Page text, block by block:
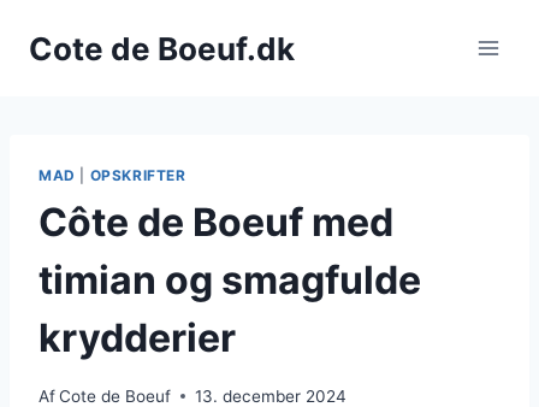
Cote de Boeuf.dk
MAD OPSKRIFTER
Côte de Boeuf med
timian og smagfulde
krydderier
AfCote de Boeuf 13. december 2024